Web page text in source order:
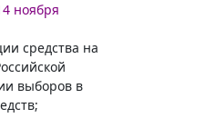
ноября
средства на
выборов в